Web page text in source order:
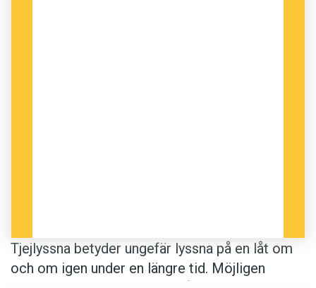
Tjejlyssna betyder ungefär lyssna på en låt om
och om igen under en längre tid. Möjligen